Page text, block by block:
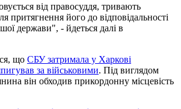
від правосуддя, тривають
притягнення його до відповідальності
держави", - йдеться далі в
що СБУ затримала у Харкові
за військовими. Під виглядом
він обходив прикордонну місцевість